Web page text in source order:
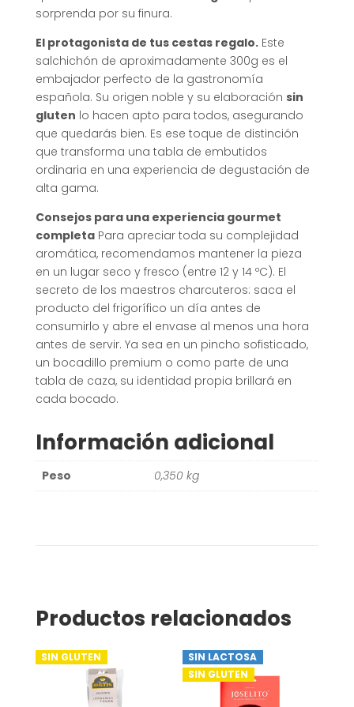
sorprenda por su finura.
El protagonista de tus cestas regalo.Este
salchichón de aproximadamente 300g es el
embajador perfecto de la gastronomía
española. Su origen noble y su elaboración sin
gluten lo hacen apto para todos, asegurando
que quedarás bien. Es ese toque de distinción
que transforma una tabla de embutidos
ordinaria en una experiencia de degustación de
alta gama.
Consejos para una experiencia gourmet
completaPara apreciar toda su complejidad
aromática, recomendamos mantener la pieza
en un lugar seco y fresco (entre 12 y 14 ºC). El
secreto de los maestros charcuteros: saca el
producto del frigorífico un día antes de
consumirlo y abre el envase al menos una hora
antes de servir. Ya sea en un pincho sofisticado,
un bocadillo premium o como parte de una
tabla de caza, su identidad propia brillará en
cada bocado.
Información adicional
Peso 0,350 kg
Productos relacionados
SIN GLUTEN
SIN LACTOSA
SIN GLUTEN